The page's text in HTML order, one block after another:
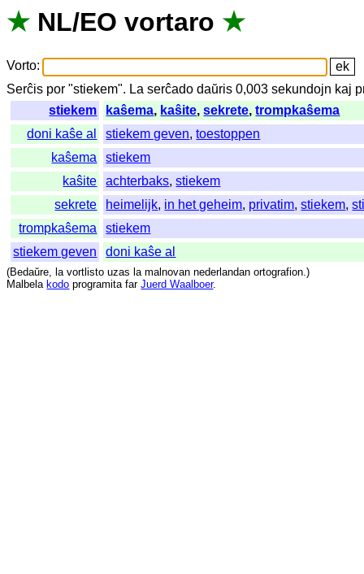
★ NL/EO vortaro ★
Vorto:
Serĉis por "stiekem". La serĉado daŭris 0,003sekundojn kaj
stiekem
kaŝema, kaŝite,sekrete,trompkaŝema
doni kaŝe al
stiekem geven,toestoppen
kaŝema
stiekem
kaŝite
achterbaks,stiekem
sekrete
heimelijk, in het geheim, privatim,stiekem,
trompkaŝema
stiekem
stiekem geven
doni kaŝe al
(Bedaŭre, la vortlisto uzas la malnovan nederlandan ortografion.)
Malbela kodo programita far Juerd Waalboer.